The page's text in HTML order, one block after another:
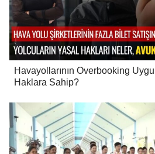
Havayollarının Overbooking
Haklara Sahip?